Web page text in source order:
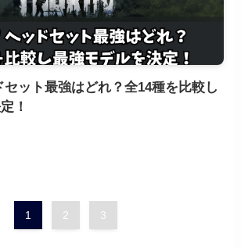
ット最強はどれ？全14種を比較し
！
1 2 3